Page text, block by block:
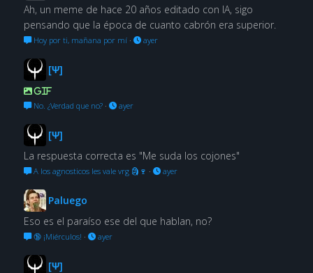
Ah, un meme de hace 20 años editado con IA, sigo
pensando que la época de cuanto cabrón era superior.
Hoy por ti, mañana por mí· ayer
[Ψ]
GIF
No. ¿Verdad que no?· ayer
[Ψ]
La respuesta correcta es "Me suda los cojones"
A los agnosticos les vale vrg 🗿🍷 · ayer
Paluego
Eso es el paraíso ese del que hablan, no?
🔞 ¡Miérculos! · ayer
[Ψ]